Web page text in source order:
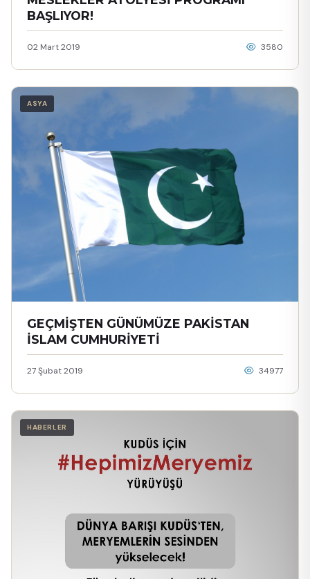
BAŞLIYOR!
02 Mart 2019 3580
ASYA
GEÇMİŞTEN GÜNÜMÜZE PAKİSTAN
İSLAM CUMHURİYETİ
27 Şubat 2019 34977
HABERLER